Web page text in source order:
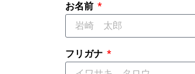
お名前
フリガナ